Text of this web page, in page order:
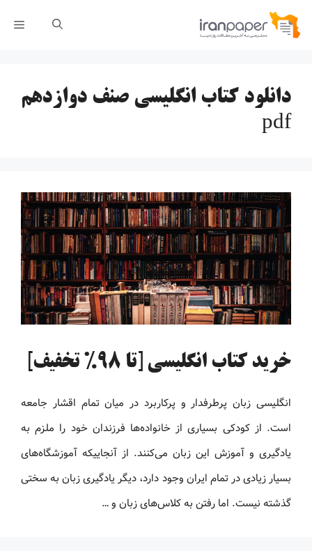
پرش
دانلود کتاب انگلیسی صنف دوازدهم
pdf
خرید کتاب انگلیسی [تا 98% تخفیف]
انگلیسی زبان پرطرفدار و پرکاربرد در میان تمام اقشار جامعه
است. از کودکی بسیاری از خانواده‌ها فرزندان خود را ملزم به
یادگیری و آموزش این زبان می‌کنند. از آنجاییکه آموزشگاه‌های
بسیار زیادی در تمام ایران وجود دارد، دیگر یادگیری زبان به سختی
گذشته نیست. اما رفتن به کلاس‌های زبان و …